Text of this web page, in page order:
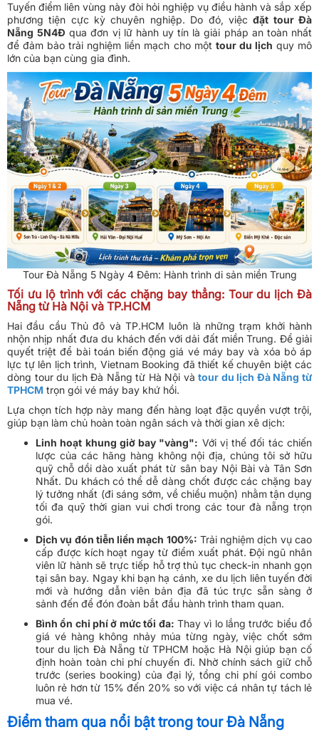
Tuyến điểm liên vùng này đòi hỏi nghiệp vụ điều hành và sắp xếp
phương tiện cực kỳ chuyên nghiệp. Do đó, việcđặt tour Đà
Nẵng 5N4Đ qua đơn vị lữ hành uy tín là giải pháp an toàn nhất
để đảm bảo trải nghiệm liền mạch cho một tour du lịch quy mô
lớn của bạn cùng gia đình.
Tour Đà Nẵng 5 Ngày 4 Đêm: Hành trình di sản miền Trung
Tối ưu lộ trình với các chặng bay thẳng: Tour du lịch Đà
Nẵng từ Hà Nội và TP.HCM
Hai đầu cầu Thủ đô và TP.HCM luôn là những trạm khởi hành
nhộn nhịp nhất đưa du khách đến với dải đất miền Trung. Để giải
quyết triệt để bài toán biến động giá vé máy bay và xóa bỏ áp
lực tự lên lịch trình, Vietnam Booking đã thiết kế chuyên biệt các
dòng tour du lịch Đà Nẵng từ Hà Nội vàtour du lịch Đà Nẵng từ
TPHCM trọn gói vé máy bay khứ hồi.
Lựa chọn tích hợp này mang đến hàng loạt đặc quyền vượt trội,
giúp bạn làm chủ hoàn toàn ngân sách và thời gian xê dịch:
Linh hoạt khung giờ bay "vàng": Với vị thế đối tác chiến
lược của các hãng hàng không nội địa, chúng tôi sở hữu
quỹ chỗ dồi dào xuất phát từ sân bay Nội Bài và Tân Sơn
Nhất. Du khách có thể dễ dàng chốt được các chặng bay
lý tưởng nhất (đi sáng sớm, về chiều muộn) nhằm tận dụng
tối đa quỹ thời gian vui chơi trong các tour đà nẵng trọn
gói.
Dịch vụ đón tiễn liền mạch 100%: Trải nghiệm dịch vụ cao
cấp được kích hoạt ngay từ điểm xuất phát. Đội ngũ nhân
viên lữ hành sẽ trực tiếp hỗ trợ thủ tục check-in nhanh gọn
tại sân bay. Ngay khi bạn hạ cánh, xe du lịch liên tuyến đời
mới và hướng dẫn viên bản địa đã túc trực sẵn sàng ở
sảnh đến để đón đoàn bắt đầu hành trình tham quan.
Bình ổn chi phí ở mức tối đa: Thay vì lo lắng trước biểu đồ
giá vé hàng không nhảy múa từng ngày, việc chốt sớm
tour du lịch Đà Nẵng từ TPHCM hoặc Hà Nội giúp bạn cố
định hoàn toàn chi phí chuyến đi. Nhờ chính sách giữ chỗ
trước (series booking) của đại lý, tổng chi phí gói combo
luôn rẻ hơn từ 15% đến 20% so với việc cá nhân tự tách lẻ
mua vé.
Điểm tham qua nổi bật trong tour Đà Nẵng